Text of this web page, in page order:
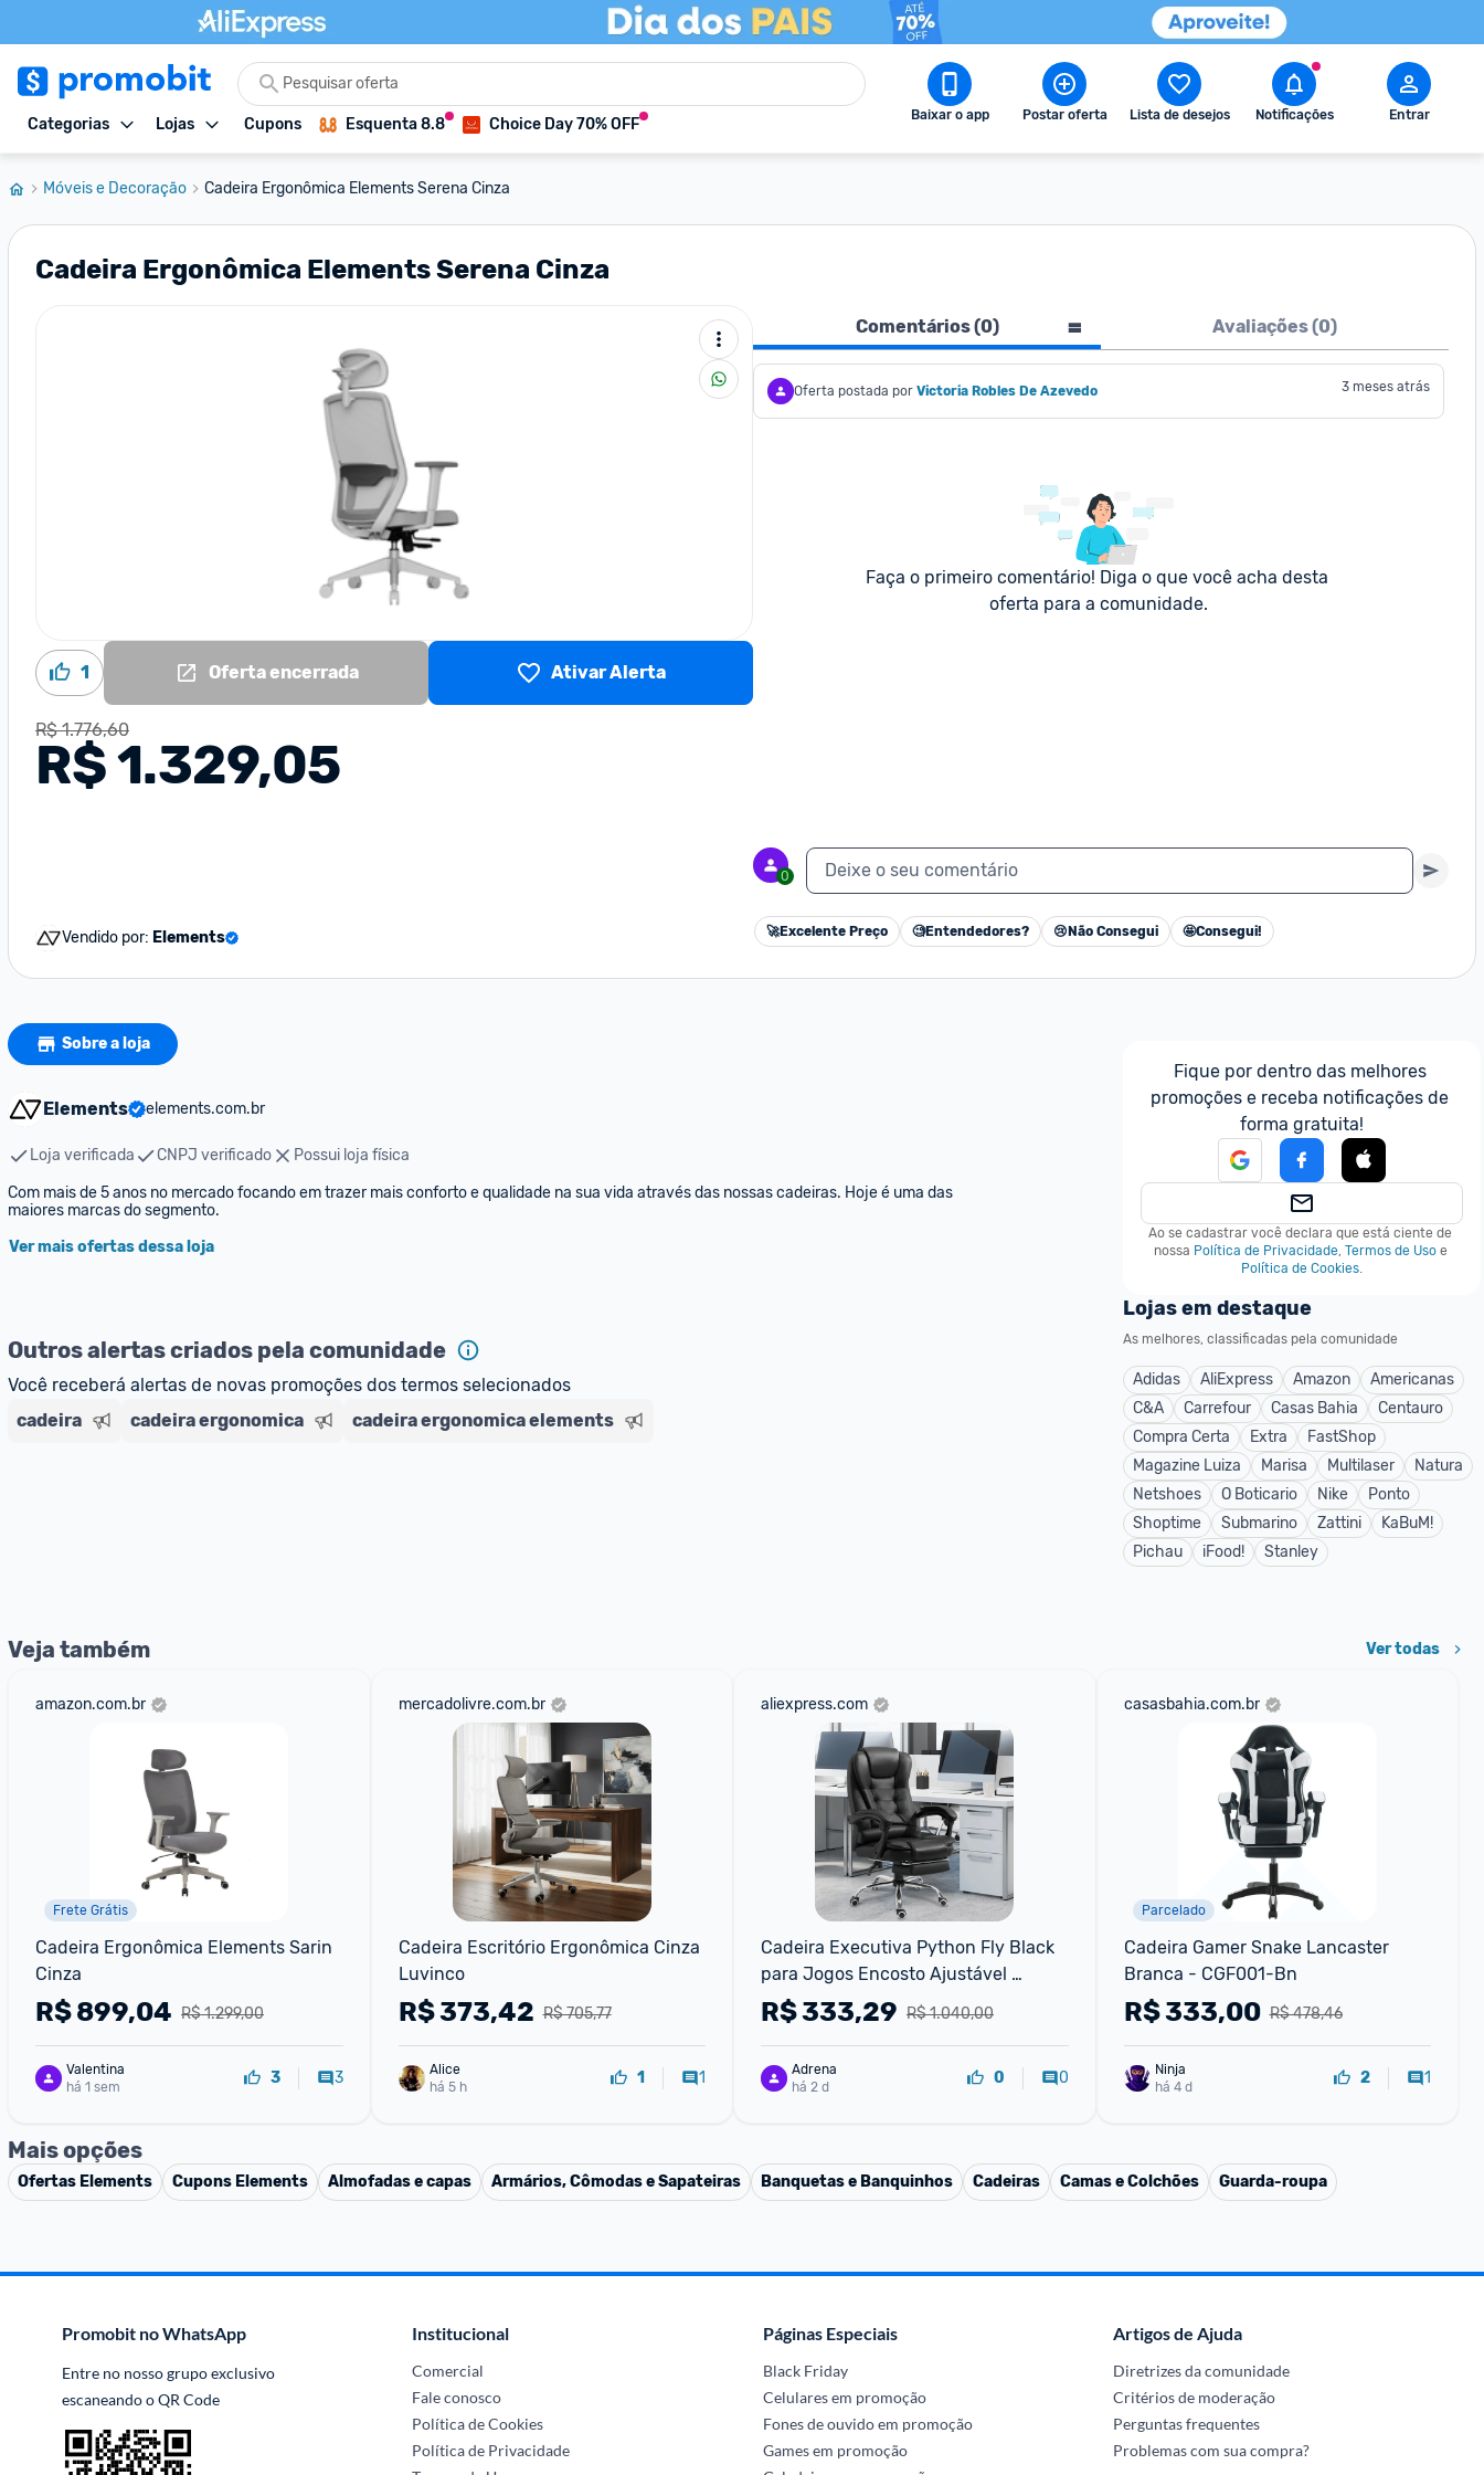
Categorias Lojas Cupons Esquenta 8.8 Choice Day 70% OFF Baixar o app Postar oferta Lista de desejos Notificações Entrar
Móveis e Decoração Cadeira Ergonômica Elements Serena Cinza
Cadeira Ergonômica Elements Serena Cinza
1 Oferta encerrada Ativar Alerta
R$ 1.776,60
R$ 1.329,05
Vendido por: Elements
Comentários (0) Avaliações (0)
Oferta postada por Victoria Robles De Azevedo 3 meses atrás
Faça o primeiro comentário! Diga o que você acha desta
oferta para a comunidade.
0 Deixe o seu comentário
🚀Excelente Preço 🧐Entendedores? 😢 Não Consegui 🤩Consegui!
Sobre a loja
Elements elements.com.br
Loja verificada CNPJ verificado
Possui loja física
Com mais de 5 anos no mercado focando em trazer mais conforto e qualidade na sua vida através das nossas cadeiras. Hoje é uma das
maiores marcas do segmento.
Ver mais ofertas dessa loja
Outros alertas criados pela comunidade
Você receberá alertas de novas promoções dos termos selecionados
cadeira
cadeira ergonomica cadeira ergonomica elements
Fique por dentro das melhores
promoções e receba notificações de
forma gratuita!
Ao se cadastrar você declara que está ciente de
nossa Política de Privacidade, Termos de Uso e
Política de Cookies.
Lojas em destaque
As melhores, classificadas pela comunidade
Adidas AliExpress Amazon
Americanas
C&A
Carrefour Casas Bahia
Centauro
Compra Certa
Extra
FastShop
Magazine Luiza
Marisa Multilaser
Natura
Netshoes
O Boticario Nike
Ponto
Shoptime
Submarino Zattini
KaBuM!
Pichau
iFood! Stanley
Veja também Ver todas
amazon.com.br
Frete Grátis
Cadeira Ergonômica Elements Sarin
Cinza
R$ 1.299,00
R$899,04
Valentina
há 1 sem
3 3
mercadolivre.com.br
Cadeira Escritório Ergonômica Cinza
Luvinco
R$ 705,77
R$373,42
Alice
há 5 h
1 1
aliexpress.com
Cadeira Executiva Python Fly Black
para Jogos Encosto Ajustável
Cadeira de Escritório Cadeira de
Mobiliário
R$ 1.040,00
R$333,29
Adrena
há 2 d
0 0
casasbahia.com.br
Parcelado
Cadeira Gamer Snake Lancaster
Branca - CGF001-Bn
R$ 478,46
R$333,00
há 4 d
2 1
Mais opções
Ofertas Elements Cupons Elements Almofadas e capas Armários, Cômodas e Sapateiras Banquetas e Banquinhos Cadeiras Camas e Colchões Guarda-roupa
Promobit no WhatsApp
Entre no nosso grupo exclusivo
escaneando o QR Code
Institucional
Comercial
Fale conosco
Política de Cookies
Política de Privacidade
Páginas Especiais
Black Friday
Celulares em promoção
Fones de ouvido em promoção
Games em promoção
Artigos de Ajuda
Diretrizes da comunidade
Critérios de moderação
Perguntas frequentes
Problemas com sua compra?